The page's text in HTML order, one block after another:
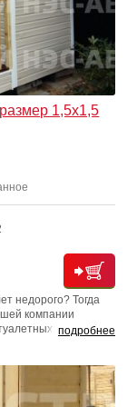
1,5х1,5
подробнее
недорого? Тогда
компании
домиков.
Вы можете
и по
изготовлено